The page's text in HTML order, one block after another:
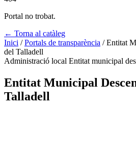
Portal no trobat.
← Torna al catàleg
Inici / Portals de transparència / Entitat
del Talladell
Administració local Entitat municipal
Entitat Municipal
Talladell